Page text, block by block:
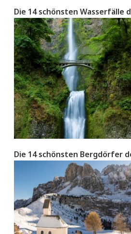
Die 14 schönsten Wasserfälle
Die 14 schönsten Bergdörfer